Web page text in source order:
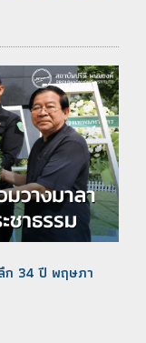
ก 34 ปี พฤษภา​